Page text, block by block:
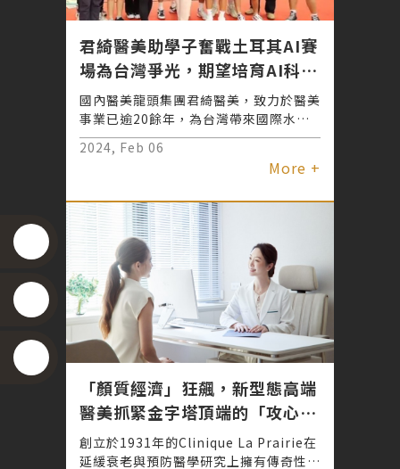
所、圖清興誠基金會、財團法人高雄市清
景麟教育基金會及游梅公益信託慈善基
金，讓團隊有能力採購更多材料，建置耐
撞好操控的機器人。
君綺醫美助學子奮戰土耳其AI賽
場為台灣爭光，期望培育AI科技
人才
國內醫美龍頭集團君綺醫美，致力於醫美
事業已逾20餘年，為台灣帶來國際水準
的醫美療程。
2024, Feb 06
More +
「顏質經濟」狂飆，新型態高端
醫美抓緊金字塔頂端的「攻心
計」
創立於1931年的Clinique La Prairie在
延緩衰老與預防醫學研究上擁有傳奇性的